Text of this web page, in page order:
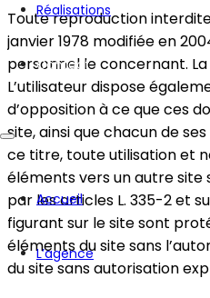
Réalisations
Contact
Accueil
L’agence
Toute reproduction
janvier 1978 modifiée en
personnel le concernant.
L’utilisateur dispose
d’opposition à ce que ces
site, ainsi que chacun de
ce titre, toute utilisation et
éléments vers un autre
par les articles L. 335-2 et
figurant sur le site sont
éléments du site sans
du site sans autorisation